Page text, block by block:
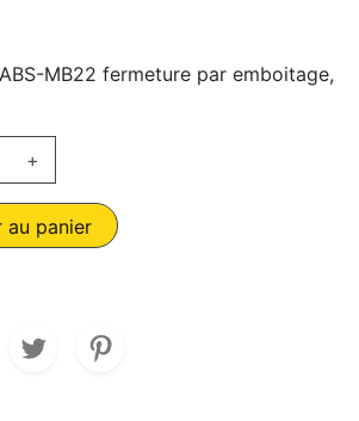
MB22 fermeture par emboitage,
+
au panier